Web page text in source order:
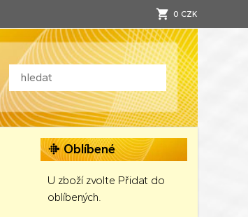
0 CZK
Oblíbené
U zboží zvolte Přidat do
oblíbených.